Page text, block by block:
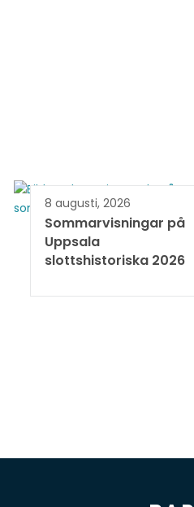
8 augusti, 2026
Sommarvisningar på
Uppsala
slottshistoriska 2026